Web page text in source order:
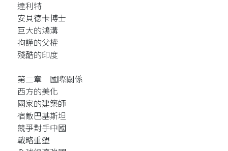
達利特
安貝德卡博士
巨大的鴻溝
拘謹的父權
殘酷的印度
第二章 國際關係
西方的美化
國家的建築師
宿敵巴基斯坦
競爭對手中國
戰略重塑